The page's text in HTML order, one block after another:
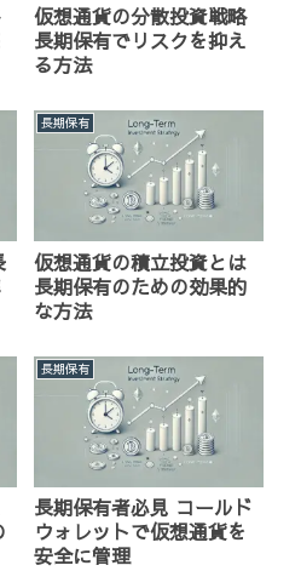
仮想通貨の分散投資戦略
長期保有でリスクを抑え
る方法
長期保有
仮想通貨の積立投資とは
長期保有のための効果的
な方法
長期保有
長期保有者必見 コールド
ウォレットで仮想通貨を
安全に管理